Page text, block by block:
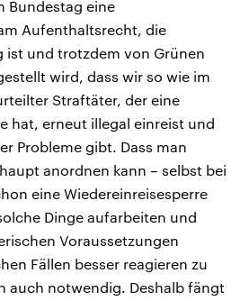
Bundestag eine
Aufenthaltsrecht, die
und trotzdem von Grünen
wird, dass wir so wie im
Straftäter, der eine
hat, erneut illegal einreist und
Probleme gibt. Dass man
anordnen kann – selbst bei
eine Wiedereinreisesperre
Dinge aufarbeiten und
Voraussetzungen
Fällen besser reagieren zu
auch notwendig. Deshalb fängt